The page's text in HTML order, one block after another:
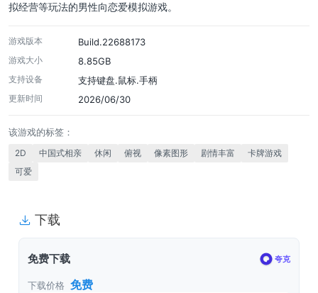
拟经营等玩法的男性向恋爱模拟游戏。
游戏版本 Build.22688173
游戏大小 8.85GB
支持设备 支持键盘.鼠标.手柄
更新时间 2026/06/30
该游戏的标签：
2D 中国式相亲 休闲 俯视 像素图形 剧情丰富
卡牌游戏
可爱
下载
免费下载 夸克
下载价格 免费